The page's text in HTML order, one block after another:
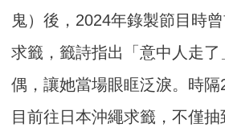
鬼）後，2024年錄製節目時
求籤，籤詩指出「意中人走
偶，讓她當場眼眶泛淚。時
目前往日本沖繩求籤，不僅